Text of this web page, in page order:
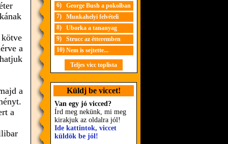
a
a
a
6)
George Bush a pokolban
7)
Munkahelyi felvételi
8)
Uborka a tananyag
9)
Strucc az étteremben
10) Nem is sejtette...
Teljes vicc toplista
Küldj be viccet!
Van egy jó vicced?
Írd meg nekünk, mi meg
kirakjuk az oldalra jól!
Ide kattintok, viccet
küldök be jól!